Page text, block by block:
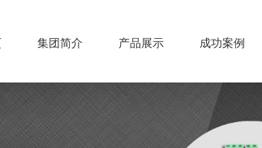
集团简介 产品展示 成功案例